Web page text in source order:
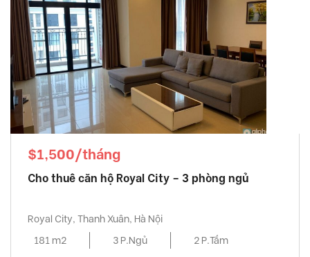
$1,500/tháng
Cho thuê căn hộ Royal City – 3 phòng ngủ
Royal City, Thanh Xuân, Hà Nội
181 m2
3 P.Ngủ 2 P.Tắm